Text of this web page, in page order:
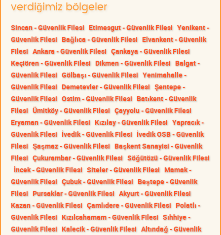
verdiğimiz bölgeler
Sincan - Güvenlik Filesi Etimesgut - Güvenlik Filesi Yenikent -
Güvenlik Filesi Bağlıca - Güvenlik Filesi Elvankent - Güvenlik
Filesi Ankara - Güvenlik Filesi Çankaya - Güvenlik Filesi
Keçiören - Güvenlik Filesi Dikmen - Güvenlik Filesi Balgat -
Güvenlik Filesi Gölbaşı - Güvenlik Filesi Yenimahalle -
Güvenlik Filesi Demetevler - Güvenlik Filesi Şentepe -
Güvenlik Filesi Ostim - Güvenlik Filesi Batıkent - Güvenlik
Filesi Ümitköy - Güvenlik Filesi Çayyolu - Güvenlik Filesi
Eryaman - Güvenlik Filesi Kızılay - Güvenlik Filesi Yapracık -
Güvenlik Filesi İvedik - Güvenlik Filesi İvedik OSB - Güvenlik
Filesi Şaşmaz - Güvenlik Filesi Başkent Sanayisi - Güvenlik
Filesi Çukurambar - Güvenlik Filesi Söğütözü - Güvenlik Filesi
İncek - Güvenlik Filesi Siteler - Güvenlik Filesi Mamak -
Güvenlik Filesi Çubuk - Güvenlik Filesi Beştepe - Güvenlik
Filesi Pursaklar - Güvenlik Filesi Akyurt - Güvenlik Filesi
Kazan - Güvenlik Filesi Çamlıdere - Güvenlik Filesi Polatlı -
Güvenlik Filesi Kızılcahamam - Güvenlik Filesi Sıhhiye -
Güvenlik Filesi Kalecik - Güvenlik Filesi Altındağ - Güvenlik